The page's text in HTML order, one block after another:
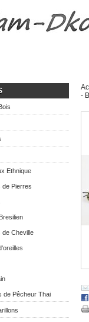
Ethnique
de Pierres
de Cheville
de Pêcheur Thai
-